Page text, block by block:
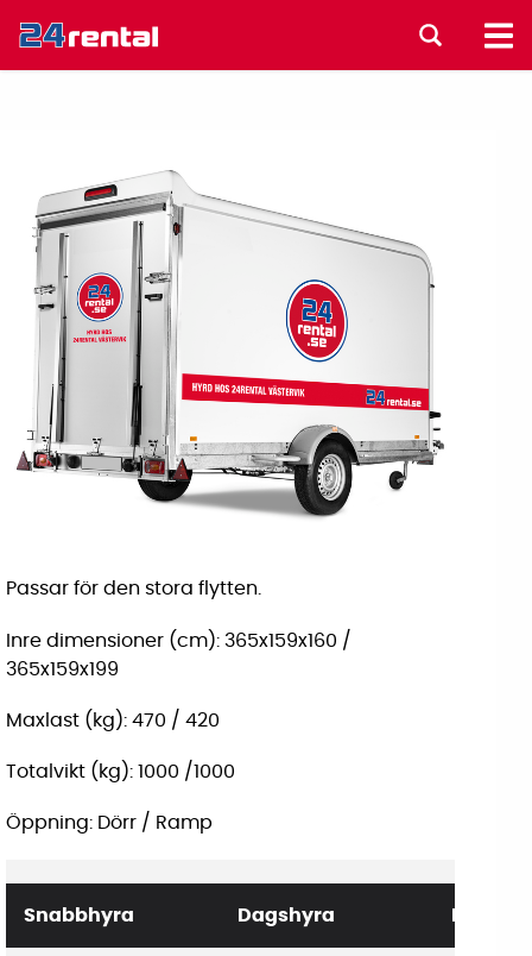
Passar för den stora flytten.
Inre dimensioner (cm): 365x159x160 /
365x159x199
Maxlast (kg): 470 / 420
Totalvikt (kg): 1000 /1000
Öppning: Dörr / Ramp
Snabbhyra Dagshyra